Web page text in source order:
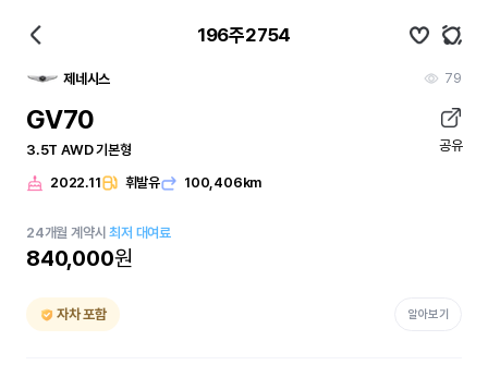
196주2754
제네시스 79
GV70
3.5T AWD 기본형 공유
2022.11 휘발유 100,406km
24개월 계약시최저 대여료
840,000원
자차 포함 알아보기